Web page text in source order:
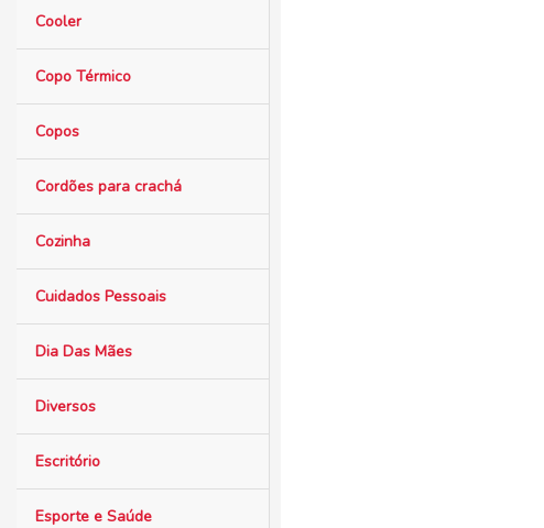
Cooler
Copo Térmico
Copos
Cordões para crachá
Cozinha
Cuidados Pessoais
Dia Das Mães
Diversos
Escritório
Esporte e Saúde